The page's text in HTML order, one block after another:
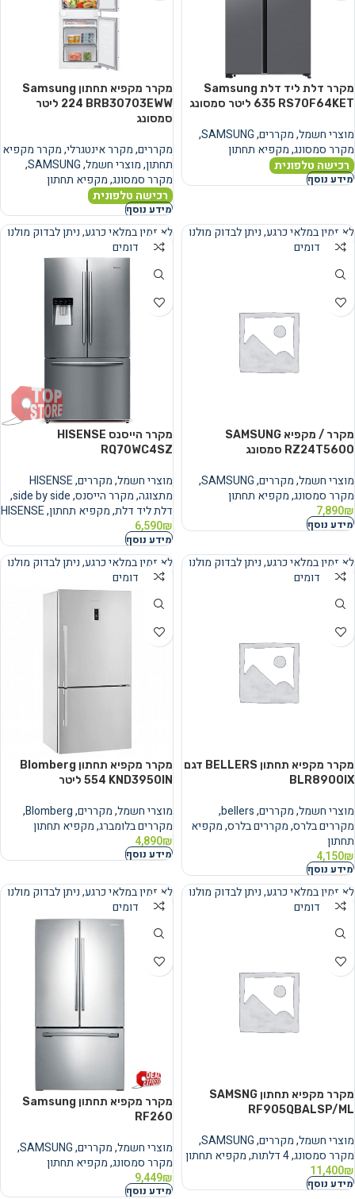
מקרר ‏דלת ליד דלת Samsung
RS70F64KET ‏635 ‏ליטר סמסונג
מוצרי חשמל,מקררים,
SAMSUNG
,
מקרר סמסונג,מקפיא תחתון
רכישה טלפונית
מידע נוסף
מקרר ‏מקפיא תחתון Samsung
BRB30703EWW ‏224 ‏ליטר
סמסונג
מקררים,מקרר אינטגרלי,מקרר מקפיא
תחתון,מוצרי חשמל,
SAMSUNG
,
מקרר סמסונג,מקפיא תחתון
רכישה טלפונית
מידע נוסף
נמכר
לא זמין במלאי כרגע, ניתן לבדוק מולנו
מוצרים דומים
מקרר / מקפיא SAMSUNG
RZ24T5600 סמסונג
מוצרי חשמל,מקררים,
SAMSUNG
,
מקרר סמסונג,מקפיא תחתון
7,890₪
מידע נוסף
נמכר
לא זמין במלאי כרגע, ניתן לבדוק מולנו
מוצרים דומים
מקרר הייסנס HISENSE
RQ70WC4SZ
מוצרי חשמל,מקררים,
HISENSE
מתצוגה,מקרר הייסנס,
side by side
,
דלת ליד דלת,מקפיא תחתון,
HISENSE
6,590₪
מידע נוסף
נמכר
לא זמין במלאי כרגע, ניתן לבדוק מולנו
מוצרים דומים
מקרר מקפיא תחתון BELLERS דגם
BLR8900IX
מוצרי חשמל,מקררים,
bellers
,
מקררים בלרס,מקררים בלרס,מקפיא
תחתון
4,150₪
מידע נוסף
נמכר
לא זמין במלאי כרגע, ניתן לבדוק מולנו
מוצרים דומים
מקרר מקפיא תחתון Blomberg
KND3950IN ‏554 ‏ליטר
מוצרי חשמל,מקררים,
Blomberg
,
מקררים בלומברג,מקפיא תחתון
4,890₪
מידע נוסף
נמכר
לא זמין במלאי כרגע, ניתן לבדוק מולנו
מוצרים דומים
מקרר מקפיא תחתון SAMSNG
RF905QBALSP/ML
מוצרי חשמל,מקררים,
SAMSUNG
,
מקרר סמסונג,4 דלתות ,מקפיא תחתון
11,400₪
מידע נוסף
נמכר
לא זמין במלאי כרגע, ניתן לבדוק מולנו
מוצרים דומים
מקרר מקפיא תחתון Samsung
RF260
מוצרי חשמל,מקררים,
SAMSUNG
,
מקרר סמסונג,מקפיא תחתון
9,449₪
מידע נוסף